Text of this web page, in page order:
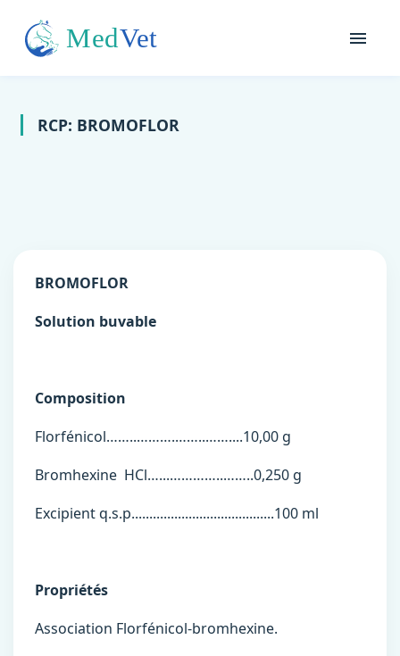
RCP: BROMOFLOR
BROMOFLOR
Solution buvable
Composition
Florfénicol……..……….……..……....10,00 g
Bromhexine HCl…...…………..……..0,250 g
Excipient q.s.p........................................100 ml
Propriétés
Association Florfénicol-bromhexine.